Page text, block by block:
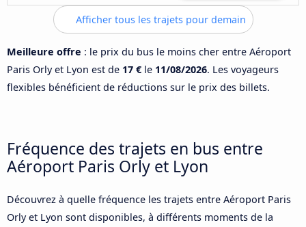
Afficher tous les trajets pour demain
Meilleure offre : le prix du bus le moins cher entre Aéroport
Paris Orly et Lyon est de 17 € le 11/08/2026. Les voyageurs
flexibles bénéficient de réductions sur le prix des billets.
Fréquence des trajets en bus entre
Aéroport Paris Orly et Lyon
Découvrez à quelle fréquence les trajets entre Aéroport Paris
Orly et Lyon sont disponibles, à différents moments de la